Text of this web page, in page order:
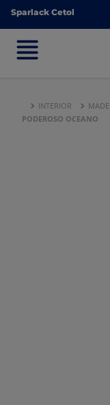
Sparlack Cetol
Sparlack Cetol
INTERIOR
PODEROSO OCEANO